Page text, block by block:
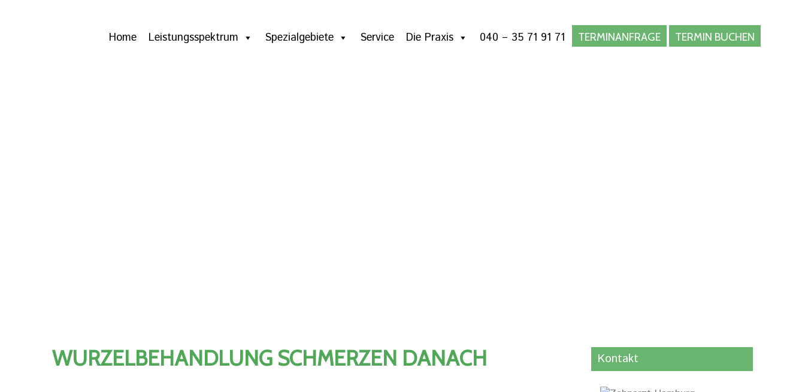
Home Leistungsspektrum Spezialgebiete Service Die Praxis 040 – 35 71 91 71 TERMINANFRAGE TERMIN BUCHEN
WURZELBEHANDLUNG SCHMERZEN DANACH Kontakt